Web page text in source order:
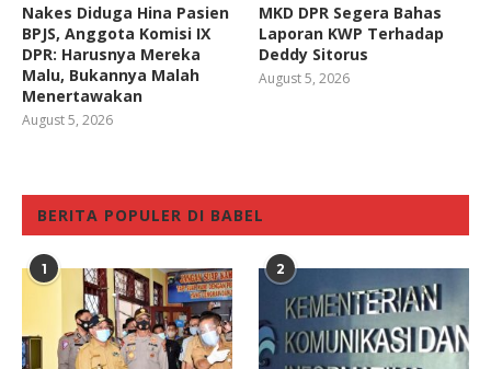
Nakes Diduga Hina Pasien
BPJS, Anggota Komisi IX
DPR: Harusnya Mereka
Malu, Bukannya Malah
Menertawakan
August 5, 2026
MKD DPR Segera Bahas
Laporan KWP Terhadap
Deddy Sitorus
August 5, 2026
BERITA POPULER DI BABEL
1 2